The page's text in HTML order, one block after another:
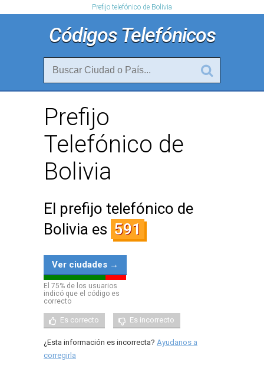
Prefijo telefónico de Bolivia
Códigos Telefónicos
Prefijo
Telefónico de
Bolivia
El prefijo telefónico de
Bolivia es 591
Ver ciudades →
El 75% de los usuarios
indicó que el código es
correcto
Es correcto Es incorrecto
¿Esta información es incorrecta? Ayudanos a
corregirla